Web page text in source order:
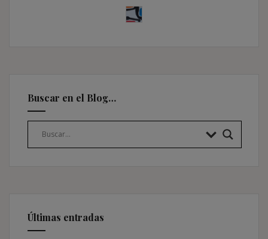
Buscar en el Blog…
Últimas entradas